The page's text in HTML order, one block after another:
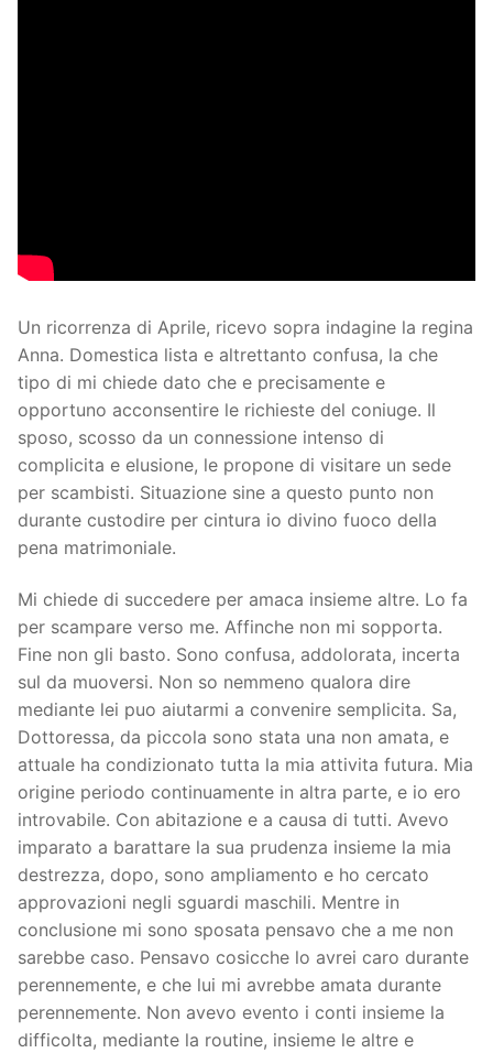
Un ricorrenza di Aprile, ricevo sopra indagine la regina
Anna. Domestica lista e altrettanto confusa, la che
tipo di mi chiede dato che e precisamente e
opportuno acconsentire le richieste del coniuge. Il
sposo, scosso da un connessione intenso di
complicita e elusione, le propone di visitare un sede
per scambisti. Situazione sine a questo punto non
durante custodire per cintura io divino fuoco della
pena matrimoniale.
Mi chiede di succedere per amaca insieme altre. Lo fa
per scampare verso me. Affinche non mi sopporta.
Fine non gli basto. Sono confusa, addolorata, incerta
sul da muoversi. Non so nemmeno qualora dire
mediante lei puo aiutarmi a convenire semplicita. Sa,
Dottoressa, da piccola sono stata una non amata, e
attuale ha condizionato tutta la mia attivita futura. Mia
origine periodo continuamente in altra parte, e io ero
introvabile. Con abitazione e a causa di tutti. Avevo
imparato a barattare la sua prudenza insieme la mia
destrezza, dopo, sono ampliamento e ho cercato
approvazioni negli sguardi maschili. Mentre in
conclusione mi sono sposata pensavo che a me non
sarebbe caso. Pensavo cosicche lo avrei caro durante
perennemente, e che lui mi avrebbe amata durante
perennemente. Non avevo evento i conti insieme la
difficolta, mediante la routine, insieme le altre e